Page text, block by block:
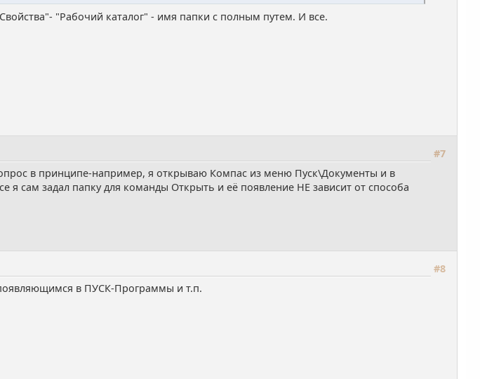
"Рабочий каталог" - имя папки с полным путем. И все.
#7
в принципе-например, я открываю Компас из меню Пуск\Документы и в
я сам задал папку для команды Открыть и её появление НЕ зависит от способа
#8
в ПУСК-Программы и т.п.